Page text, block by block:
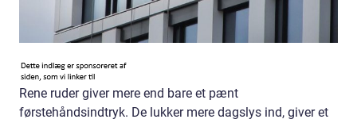
Rene ruder giver mere end bare et pænt
førstehåndsindtryk. De lukker mere dagslys ind, giver et